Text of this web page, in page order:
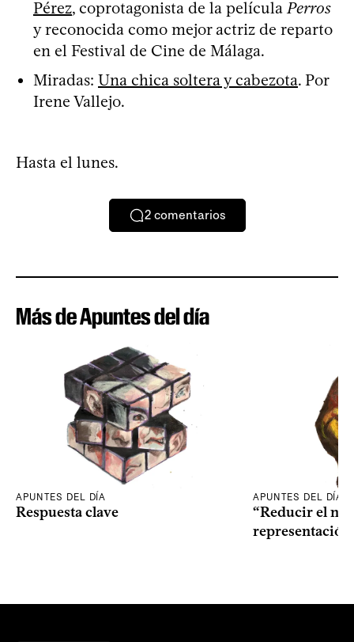
Pérez, coprotagonista de la película Perros
y reconocida como mejor actriz de reparto
en el Festival de Cine de Málaga.
Miradas: Una chica soltera y cabezota. Por
Irene Vallejo.
Hasta el lunes.
2 comentarios
Más de Apuntes del día
APUNTES DEL DÍA
Respuesta clave
APUNTES DEL DÍA
“Reducir el